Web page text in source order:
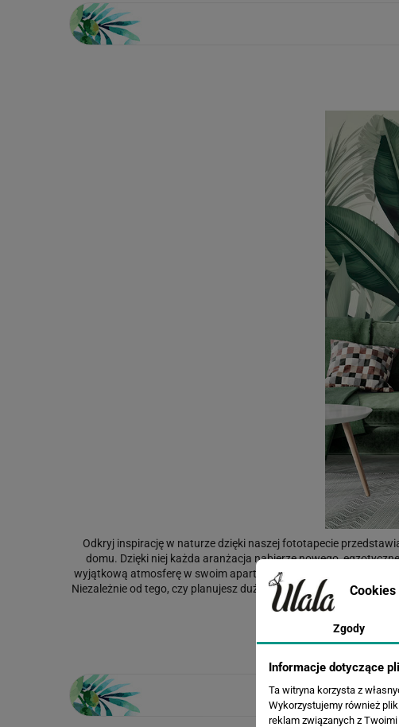
Odkryj inspirację w naturze dzięki naszej fototapecie
domu. Dzięki niej każda aranżacja nabierze nowego,
wyjątkową atmosferę w swoim apartamencie, dodając odrobinę
Niezależnie od tego, czy planujesz duży remont, czy tylko
Masz jakieś
Cookies
Zgody
Informacje dotyczące
Ta witryna korzysta z
Wykorzystujemy również
reklam związanych z